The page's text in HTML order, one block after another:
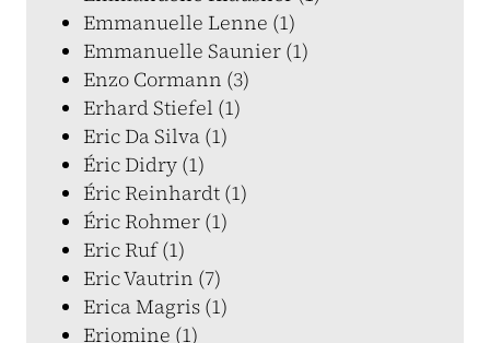
Emmanuelle Lenne (1)
Emmanuelle Saunier (1)
Enzo Cormann (3)
Erhard Stiefel (1)
Eric Da Silva (1)
Éric Didry (1)
Éric Reinhardt (1)
Éric Rohmer (1)
Eric Ruf (1)
Eric Vautrin (7)
Erica Magris (1)
Eriomine (1)